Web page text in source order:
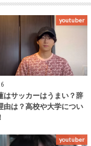
youtuber
はサッカーはうまい？辞
由は？高校や大学につい
youtuber